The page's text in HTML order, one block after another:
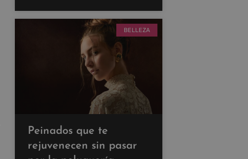
BELLEZA
Peinados que te
rejuvenecen sin pasar